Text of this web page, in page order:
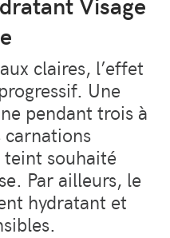
claires, l’effet
Une
pendant trois à
carnations
teint souhaité
Par ailleurs, le
hydratant et